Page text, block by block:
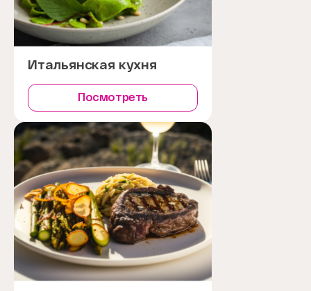
Итальянская кухня
Посмотреть